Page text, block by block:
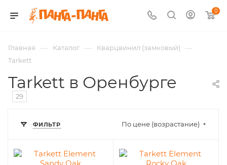
0
Главная — Каталог — Кварцвинил (замковый) —
Tarkett
Tarkett в Оренбурге
29
ФИЛЬТР По цене (возрастание)